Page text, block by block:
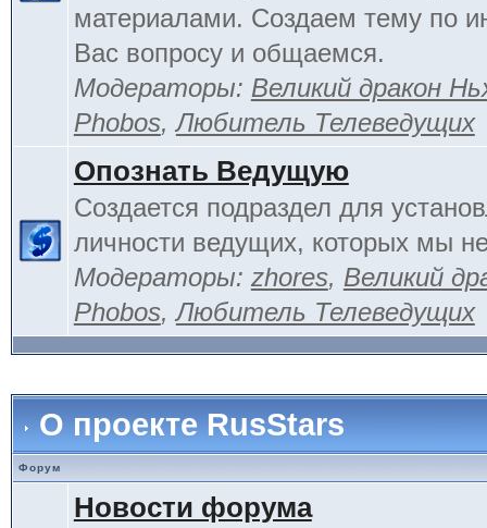
материалами. Создаем тему по
Вас вопросу и общаемся.
Модераторы: Великий дракон
Phobos,Любитель Телеведущих
Опознать Ведущую
Создается подраздел для
личности ведущих, которых мы
Модераторы: zhores, Великий
Phobos,Любитель Телеведущих
О проекте RusStars
Форум
Новости форума